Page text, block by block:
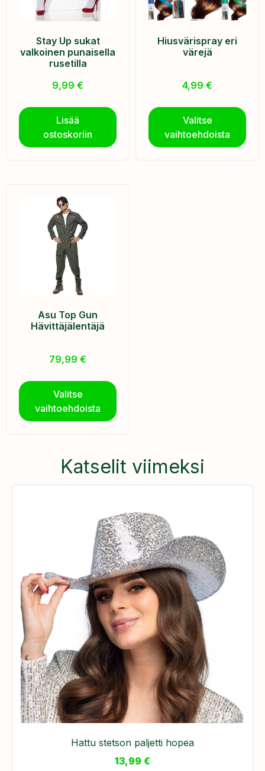
Stay Up sukat
valkoinen punaisella
rusetilla
9,99 €
Lisää
ostoskoriin
Hiusvärispray eri
värejä
4,99 €
Valitse
vaihtoehdoista
Asu Top Gun
Hävittäjälentäjä
79,99 €
Valitse
vaihtoehdoista
Katselit viimeksi
Hattu stetson paljetti hopea
13,99 €